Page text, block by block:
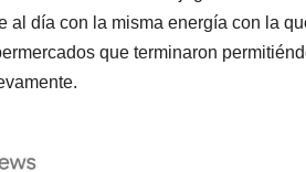
al día con la misma energía con la
que terminaron